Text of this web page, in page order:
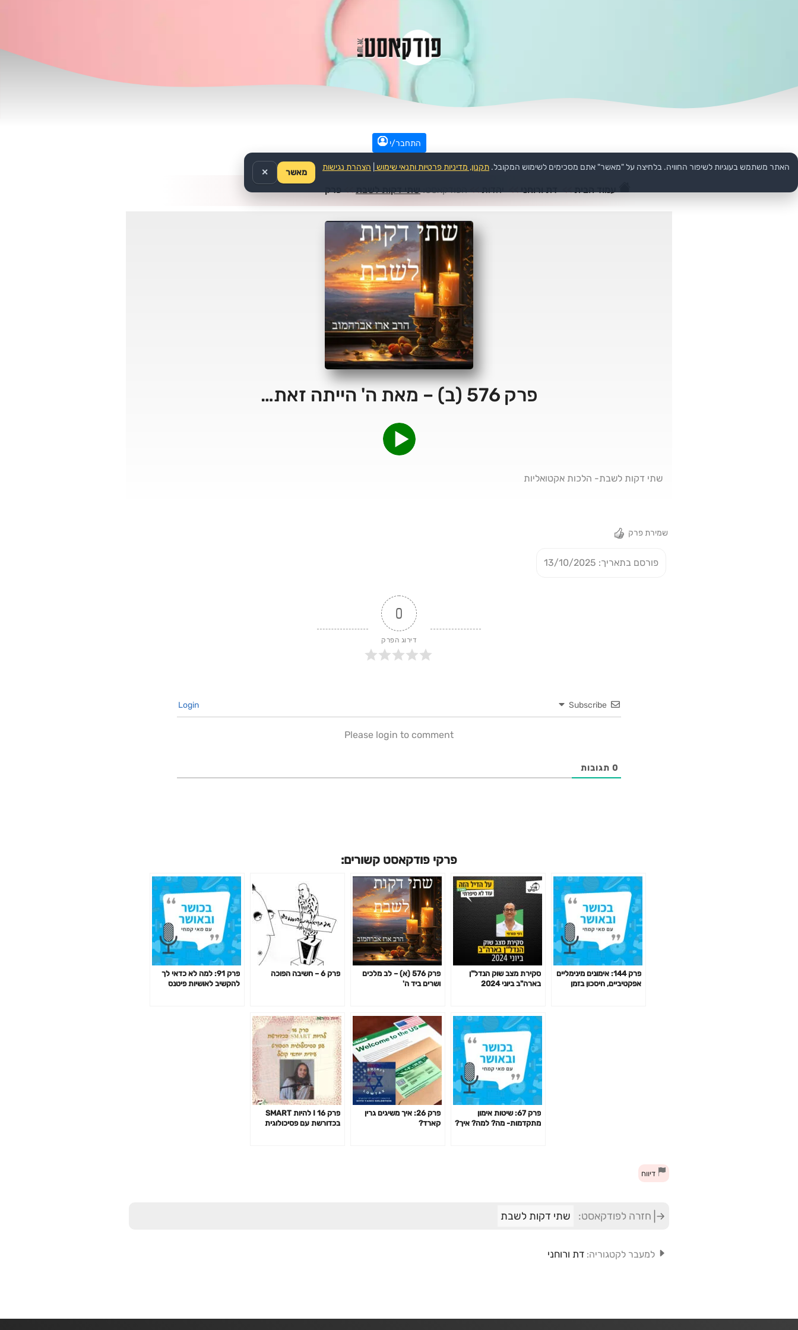
התחבר/י
עמוד הבית >> דת ורוחני >> יהדות >>הפודקאסט: שתי דקות לשבת >>פרק
פרק 576 (ב) – מאת ה' הייתה זאת…
שתי דקות לשבת- הלכות אקטואליות
שמירת פרק
פורסם בתאריך: 13/10/2025
0
דירוג הפרק
Subscribe
Please login to comment
0 תגובות
פרקי פודקאסט קשורים:
פרק 144: אימונים מינימליים
אפקטיביים, חיסכון בזמן
סקירת מצב שוק הנדל"ן
בארה"ב ביוני 2024
פרק 576 (א) – לב מלכים
ושרים ביד ה'
פרק 6 – חשיבה הפוכה
פרק 91: למה לא כדאי לך
להקשיב לאושיות פיטנס
פרק 67: שיטות אימון
מתקדמות- מה? למה? איך?
פרק 26: איך משיגים גרין
קארד?
פרק 16 I להיות SMART
בכדורשת עם פסיכולוגית
דיווח
חזרה לפודקאסט: שתי דקות לשבת
למעבר לקטגוריה: דת ורוחני
האתר משתמש בעוגיות לשיפור החוויה. בלחיצה על "מאשר" אתם מסכימים לשימוש המקובל. תקנון, מדיניות פרטיות ותנאי שימוש הצהרת נגישות
מאשר ✕